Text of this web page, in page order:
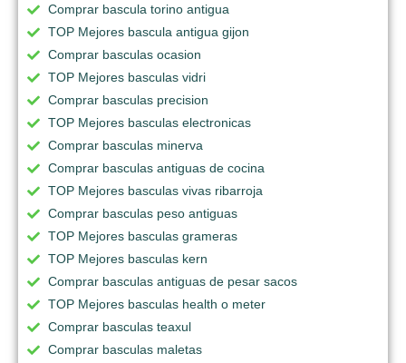
Comprar bascula torino antigua
TOP Mejores bascula antigua gijon
Comprar basculas ocasion
TOP Mejores basculas vidri
Comprar basculas precision
TOP Mejores basculas electronicas
Comprar basculas minerva
Comprar basculas antiguas de cocina
TOP Mejores basculas vivas ribarroja
Comprar basculas peso antiguas
TOP Mejores basculas grameras
TOP Mejores basculas kern
Comprar basculas antiguas de pesar sacos
TOP Mejores basculas health o meter
Comprar basculas teaxul
Comprar basculas maletas